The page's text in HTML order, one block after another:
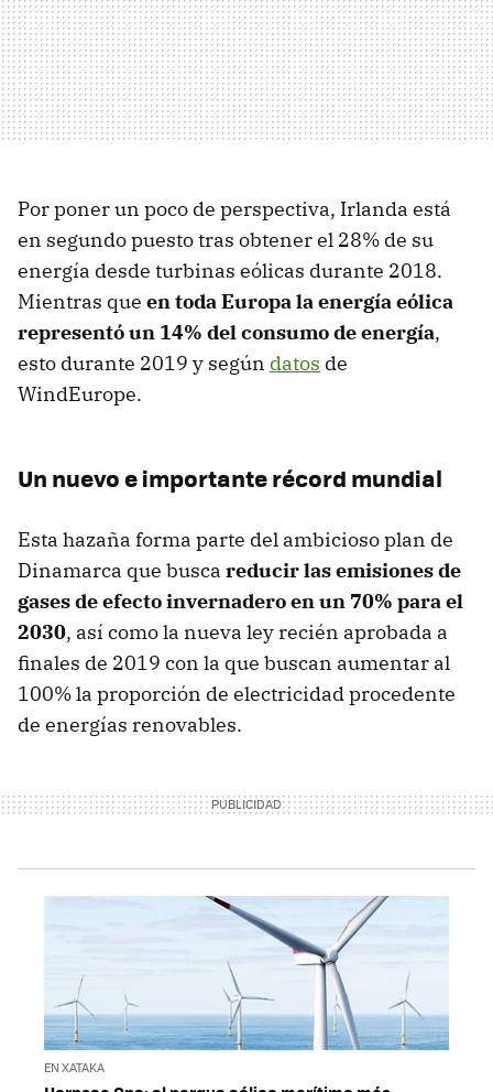
Por poner un poco de perspectiva, Irlanda está
en segundo puesto tras obtener el 28% de su
energía desde turbinas eólicas durante 2018.
Mientras que en toda Europa la energía eólica
representó un 14% del consumo de energía,
esto durante 2019 y según datos de
WindEurope.
Un nuevo e importante récord mundial
Esta hazaña forma parte del ambicioso plan de
Dinamarca que busca reducir las emisiones de
gases de efecto invernadero en un 70% para el
2030, así como la nueva ley recién aprobada a
finales de 2019 con la que buscan aumentar al
100% la proporción de electricidad procedente
de energías renovables.
EN XATAKA